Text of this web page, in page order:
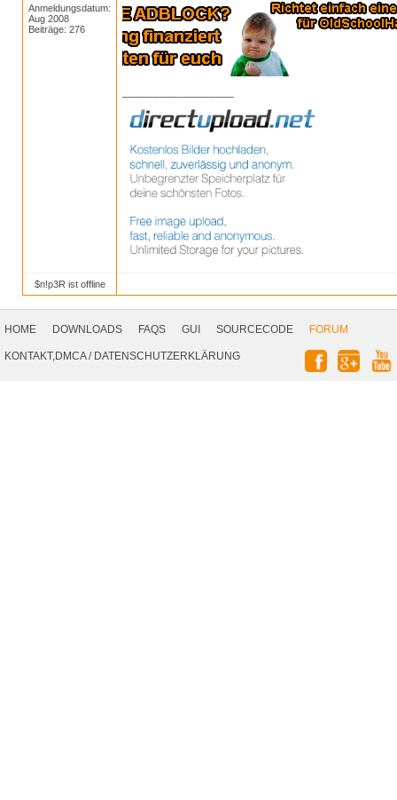
Anmeldungsdatum:
Aug 2008
Beiträge: 276
$n!p3R ist offline
Navigation
HOME DOWNLOADS FAQS GUI SOURCECODE
FORUM
KONTAKT,DMCA/ DATENSCHUTZERKLÄRUNG